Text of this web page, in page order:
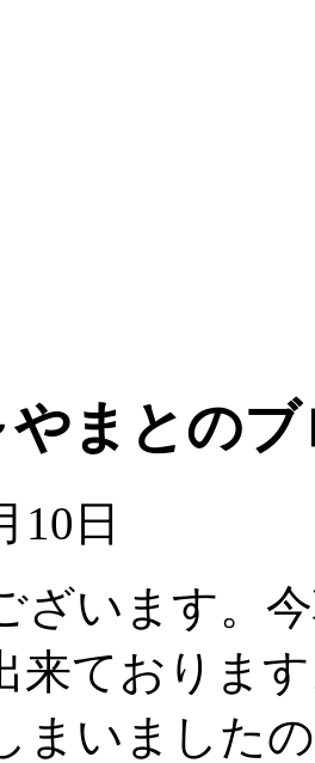
まとのブ
10日
ざいます。
来ておりま
まいました